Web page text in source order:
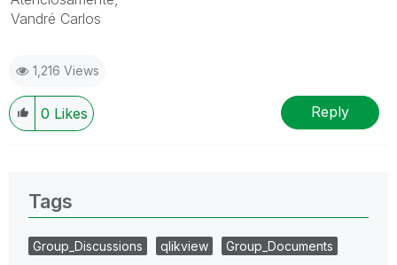
Vandré Carlos
1,216 Views
0 Likes Reply
Tags
Group_Discussions qlikview
Group_Documents